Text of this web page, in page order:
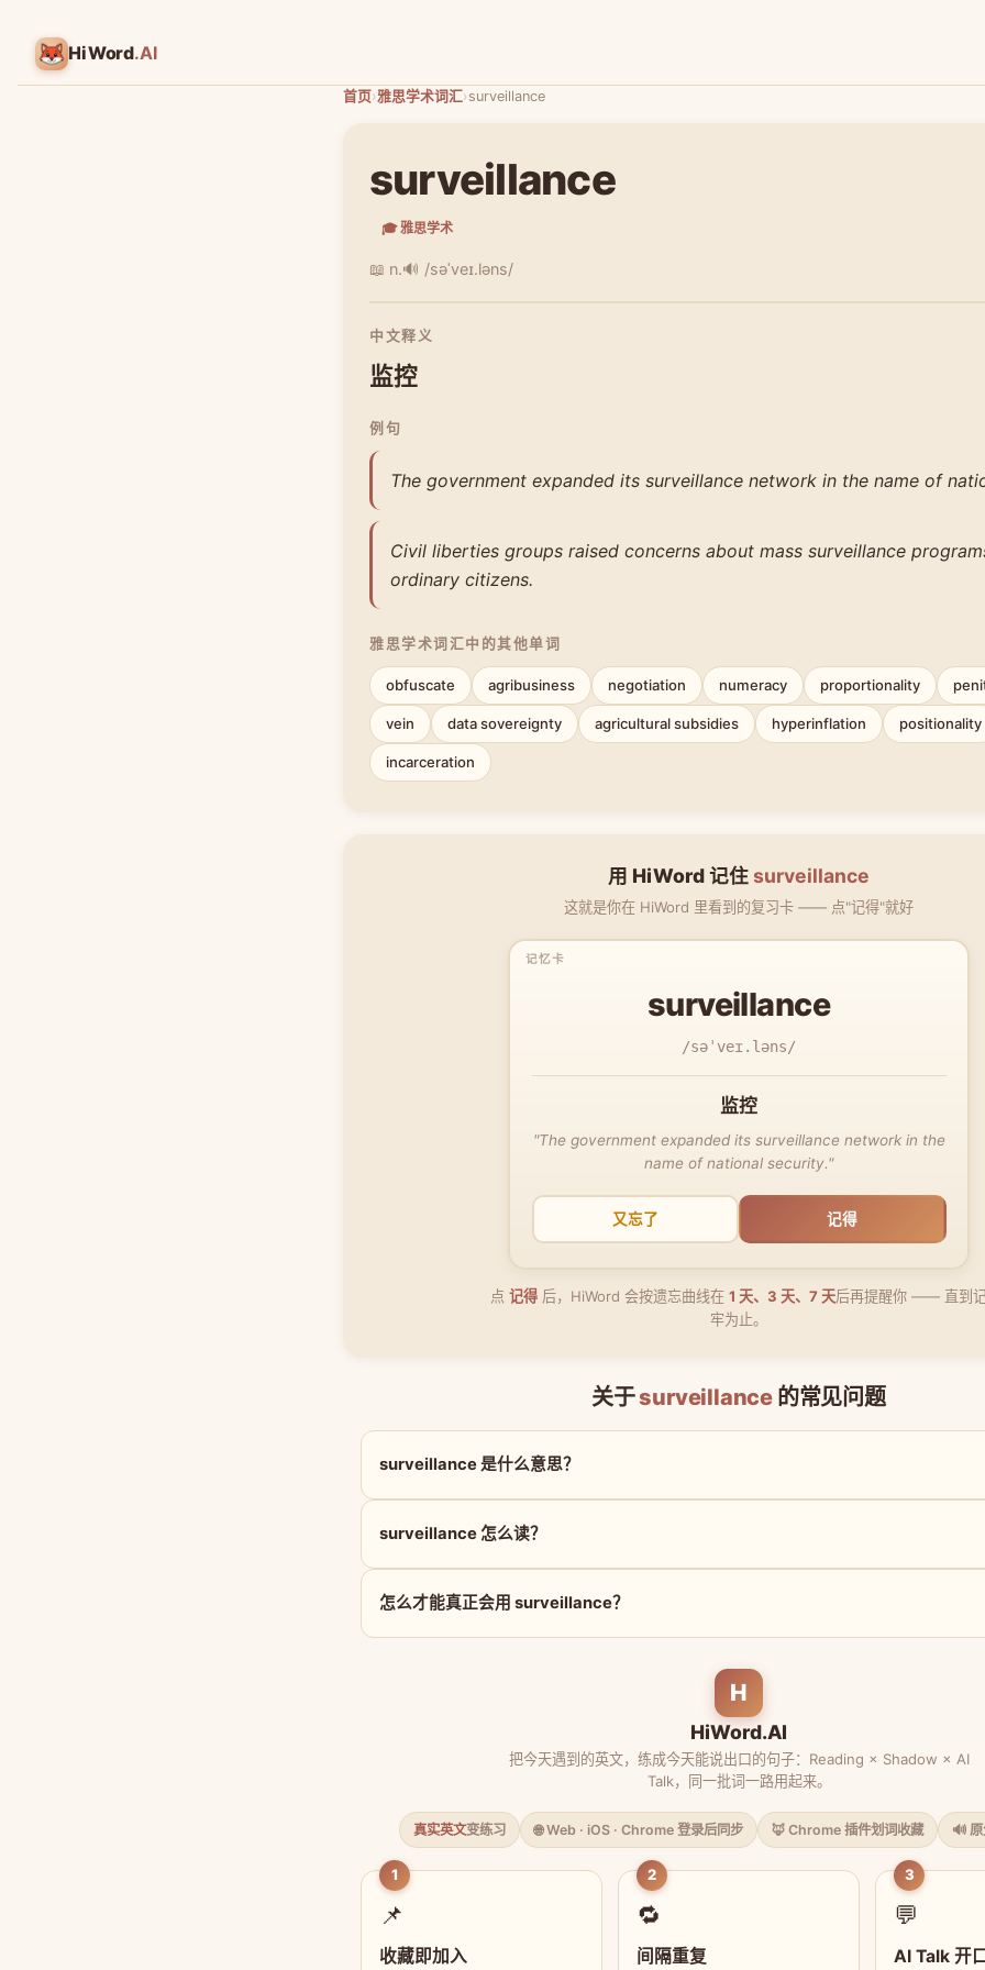
HiWord.AI
首页›雅思学术词汇›surveillance
surveillance
🎓 雅思学术
📖 n.🔊 /səˈveɪ.ləns/
中文释义
监控
例句
The government expanded its surveillance network in the name of
Civil liberties groups raised concerns about mass surveillance
ordinary citizens.
雅思学术词汇中的其他单词
obfuscate agribusiness negotiation numeracy proportionality
vein data sovereignty agricultural subsidies hyperinflation positionality
incarceration
用 HiWord 记住surveillance
这就是你在 HiWord 里看到的复习卡 —— 点"记得"就好
surveillance
/səˈveɪ.ləns/
监控
"The government expanded its surveillance network in the
name of national security."
又忘了 记得
点 记得 后，HiWord 会按遗忘曲线在 1 天、3 天、7 天后再提醒你 —— 直到
牢为止。
关于surveillance 的常见问题
surveillance 是什么意思？
surveillance 怎么读？
怎么才能真正会用 surveillance？
H
HiWord.AI
把今天遇到的英文，练成今天能说出口的句子：Reading × Shadow × AI
Talk，同一批词一路用起来。
真实英文变练习 🌐 Web · iOS · Chrome 登录后同步 🦊 Chrome 插件划词收藏 🔊
1
📌
收藏即加入
2
🔁
间隔重复
3
💬
AI Talk 开